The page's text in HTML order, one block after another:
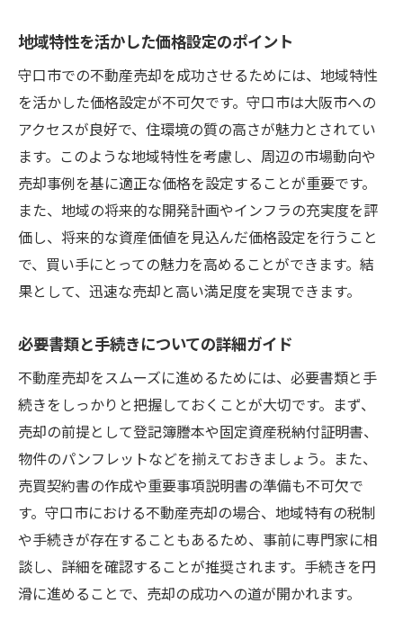
売却成功例から学ぶ改善点とコツ
価格を上げるリノベーションの選択肢
最新の市場情報を活用した売却戦略
守口市の不動産売却で良い条件を引き出すため
の交渉術
購入者との信頼関係を築くコミュニケーシ
交渉時に重要な心理的駆け引きのテクニッ
ク
収集
価格面だけでない！その他の条件交渉のコ
ツ
プロの交渉術に学ぶ！条件闘争の進め方
売主の意向を尊重した交渉の進め方
守口市の不動産市場で成功するための賢い売却
術
成功事例から学ぶ！守口市での売却の極意
最新トレンドを反映した売却計画の立案
地域特有の市場特性を活かした販売手法
地域特性を活かした価格設定のポイント
守口市での不動産売却を成功させるためには、地域特性
を活かした価格設定が不可欠です。守口市は大阪市への
アクセスが良好で、住環境の質の高さが魅力とされてい
ます。このような地域特性を考慮し、周辺の市場動向や
売却事例を基に適正な価格を設定することが重要です。
また、地域の将来的な開発計画やインフラの充実度を評
価し、将来的な資産価値を見込んだ価格設定を行うこと
で、買い手にとっての魅力を高めることができます。結
果として、迅速な売却と高い満足度を実現できます。
必要書類と手続きについての詳細ガイド
不動産売却をスムーズに進めるためには、必要書類と手
続きをしっかりと把握しておくことが大切です。まず、
売却の前提として登記簿謄本や固定資産税納付証明書、
物件のパンフレットなどを揃えておきましょう。また、
売買契約書の作成や重要事項説明書の準備も不可欠で
す。守口市における不動産売却の場合、地域特有の税制
や手続きが存在することもあるため、事前に専門家に相
談し、詳細を確認することが推奨されます。手続きを円
滑に進めることで、売却の成功への道が開かれます。